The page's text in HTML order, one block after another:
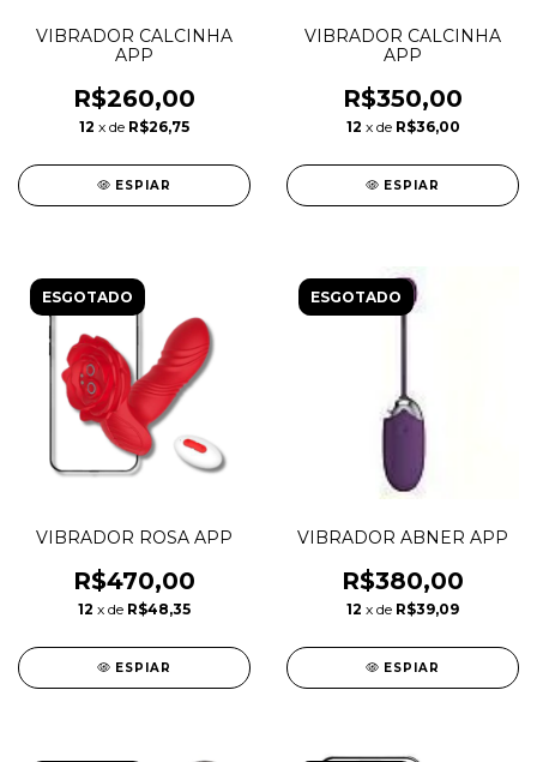
VIBRADOR CALCINHA
APP
R$260,00
12 x de R$26,75
ESPIAR
VIBRADOR CALCINHA
APP
R$350,00
12 x de R$36,00
ESPIAR
ESGOTADO
VIBRADOR ROSA APP
R$470,00
12 x de R$48,35
ESPIAR
ESGOTADO
VIBRADOR ABNER APP
R$380,00
12 x de R$39,09
ESPIAR